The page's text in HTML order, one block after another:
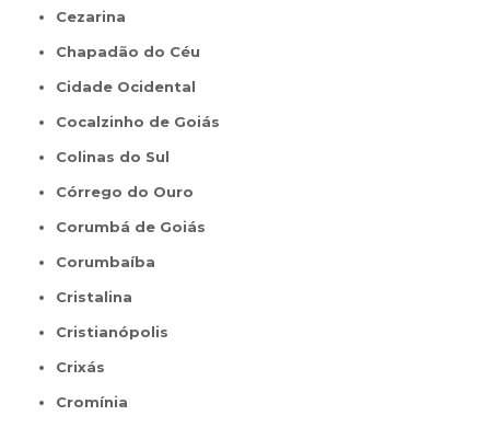
Cezarina
Chapadão do Céu
Cidade Ocidental
Cocalzinho de Goiás
Colinas do Sul
Córrego do Ouro
Corumbá de Goiás
Corumbaíba
Cristalina
Cristianópolis
Crixás
Cromínia